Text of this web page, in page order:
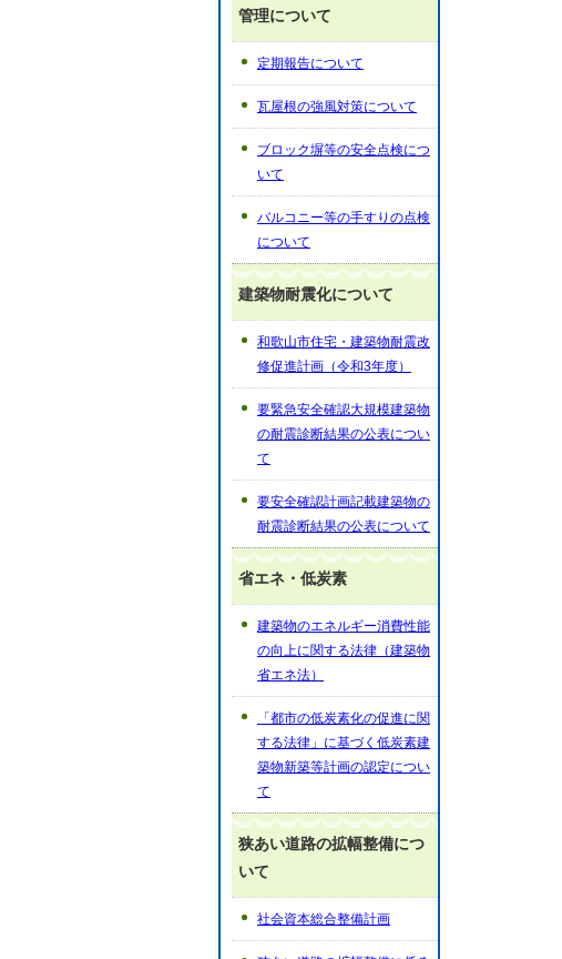
管理について
定期報告について
瓦屋根の強風対策について
ブロック塀等の安全点検につ
いて
バルコニー等の手すりの点検
について
建築物耐震化について
和歌山市住宅・建築物耐震改
修促進計画（令和3年度）
要緊急安全確認大規模建築物
の耐震診断結果の公表につい
て
要安全確認計画記載建築物の
耐震診断結果の公表について
省エネ・低炭素
建築物のエネルギー消費性能
の向上に関する法律（建築物
省エネ法）
「都市の低炭素化の促進に関
する法律」に基づく低炭素建
築物新築等計画の認定につい
て
狭あい道路の拡幅整備につ
いて
社会資本総合整備計画